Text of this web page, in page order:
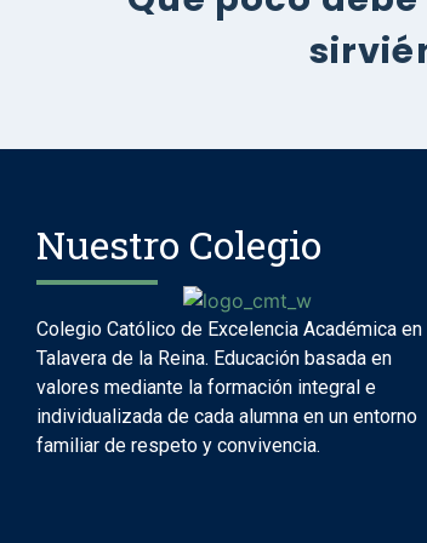
Nuestro Colegio
Colegio Católico de Excelencia Académica en
Talavera de la Reina. Educación basada en
valores mediante la formación integral e
individualizada de cada alumna en un entorno
familiar de respeto y convivencia.